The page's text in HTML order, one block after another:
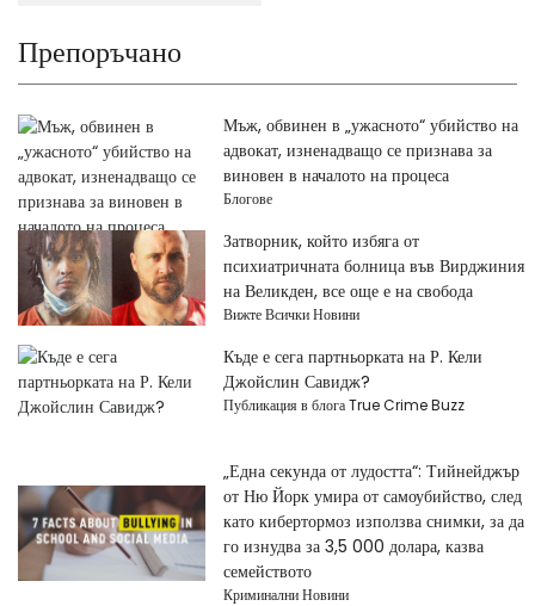
Препоръчано
Мъж, обвинен в „ужасното“ убийство на
адвокат, изненадващо се признава за
виновен в началото на процеса
Блогове
Затворник, който избяга от
психиатричната болница във Вирджиния
на Великден, все още е на свобода
Вижте Всички Новини
Къде е сега партньорката на Р. Кели
Джойслин Савидж?
Публикация в блога True Crime Buzz
„Една секунда от лудостта“: Тийнейджър
от Ню Йорк умира от самоубийство, след
като кибертормоз използва снимки, за да
го изнудва за 3,5 000 долара, казва
семейството
Криминални Новини